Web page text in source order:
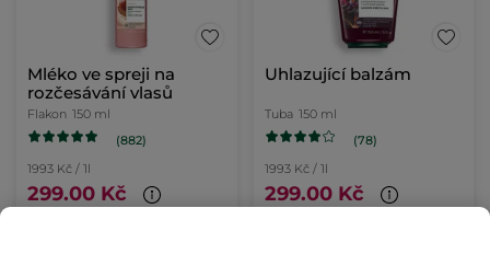
Mléko ve spreji na
rozčesávání vlasů
Flakon 150 ml
(882)
1993 Kč / 1l
299.00 Kč
Uhlazující balzám
Tuba 150 ml
(78)
1993 Kč / 1l
299.00 Kč